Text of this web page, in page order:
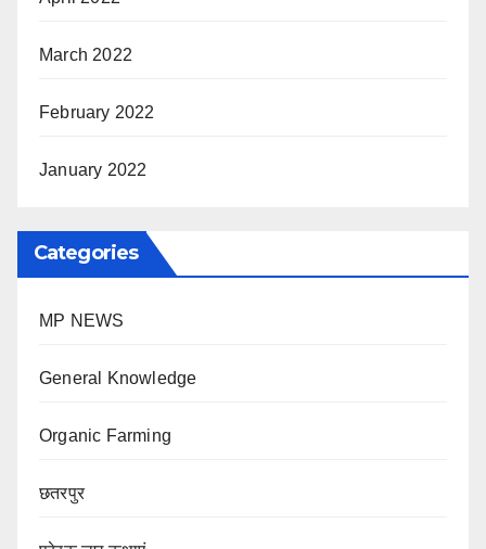
March 2022
February 2022
January 2022
Categories
MP NEWS
General Knowledge
Organic Farming
छतरपुर